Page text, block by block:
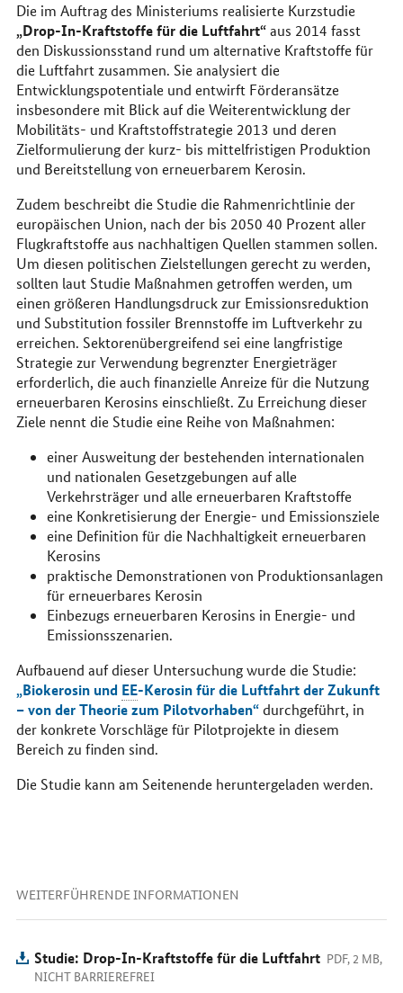
Die im Auftrag des Ministeriums realisierte Kurzstudie
„Drop-In-Kraftstoffe für die Luftfahrt“aus 2014 fasst
den Diskussionsstand rund um alternative Kraftstoffe für
die Luftfahrt zusammen. Sie analysiert die
Entwicklungspotentiale und entwirft Förderansätze
insbesondere mit Blick auf die Weiterentwicklung der
Mobilitäts- und Kraftstoffstrategie 2013 und deren
Zielformulierung der kurz- bis mittelfristigen Produktion
und Bereitstellung von erneuerbarem Kerosin.
Zudem beschreibt die Studie die Rahmenrichtlinie der
europäischen Union, nach der bis 2050 40 Prozent aller
Flugkraftstoffe aus nachhaltigen Quellen stammen sollen.
Um diesen politischen Zielstellungen gerecht zu werden,
sollten laut Studie Maßnahmen getroffen werden, um
einen größeren Handlungsdruck zur Emissionsreduktion
und Substitution fossiler Brennstoffe im Luftverkehr zu
erreichen. Sektorenübergreifend sei eine langfristige
Strategie zur Verwendung begrenzter Energieträger
erforderlich, die auch finanzielle Anreize für die Nutzung
erneuerbaren Kerosins einschließt. Zu Erreichung dieser
Ziele nennt die Studie eine Reihe von Maßnahmen:
einer Ausweitung der bestehenden internationalen
und nationalen Gesetzgebungen auf alle
Verkehrsträger und alle erneuerbaren Kraftstoffe
eine Konkretisierung der Energie- und Emissionsziele
eine Definition für die Nachhaltigkeit erneuerbaren
Kerosins
praktische Demonstrationen von Produktionsanlagen
für erneuerbares Kerosin
Einbezugs erneuerbaren Kerosins in Energie- und
Emissionsszenarien.
Aufbauend auf dieser Untersuchung wurde die Studie:
„Biokerosin und EE-Kerosin für die Luftfahrt der Zukunft
– von der Theorie zum Pilotvorhaben“durchgeführt, in
der konkrete Vorschläge für Pilotprojekte in diesem
Bereich zu finden sind.
Die Studie kann am Seitenende heruntergeladen werden.
WEITERFÜHRENDE INFORMATIONEN
Studie: Drop-In-Kraftstoffe für die Luftfahrt PDF, 2 MB,
NICHT BARRIEREFREI